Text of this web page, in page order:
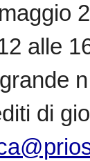
alle
di